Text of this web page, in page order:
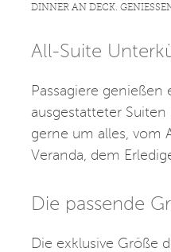
DINNER AN DECK.
All-Suite
Passagiere
ausgestatteter
gerne um alles, vom
Veranda, dem
Die passende
Die exklusive Größe